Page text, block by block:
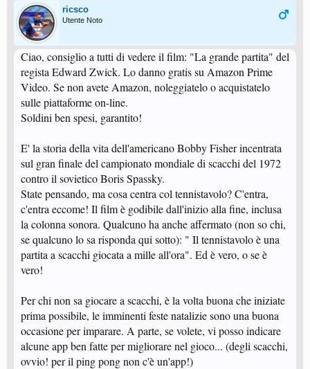
ricsco
Utente Noto
Ciao, consiglio a tutti di vedere il film: "La grande partita" del
regista Edward Zwick. Lo danno gratis su Amazon Prime
Video. Se non avete Amazon, noleggiatelo o acquistatelo
sulle piattaforme on-line.
Soldini ben spesi, garantito!
E' la storia della vita dell'americano Bobby Fisher incentrata
sul gran finale del campionato mondiale di scacchi del 1972
contro il sovietico Boris Spassky.
State pensando, ma cosa centra col tennistavolo? C'entra,
c'entra eccome! Il film è godibile dall'inizio alla fine, inclusa
la colonna sonora. Qualcuno ha anche affermato (non so chi,
se qualcuno lo sa risponda qui sotto): " Il tennistavolo è una
partita a scacchi giocata a mille all'ora". Ed è vero, o se è
vero!
Per chi non sa giocare a scacchi, è la volta buona che iniziate
prima possibile, le imminenti feste natalizie sono una buona
occasione per imparare. A parte, se volete, vi posso indicare
alcune app ben fatte per migliorare nel gioco... (degli scacchi,
ovvio! per il ping pong non c'è un'app!)